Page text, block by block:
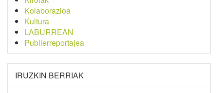
Kolaborazioa
Kultura
LABURREAN
Publierreportajea
IRUZKIN BERRIAK